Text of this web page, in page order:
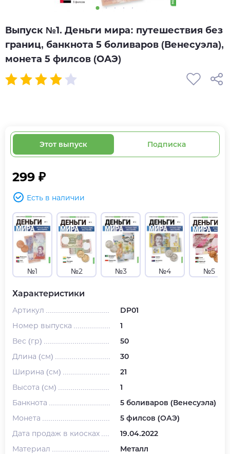
Выпуск №1. Деньги мира: путешествия без
границ, банкнота 5 боливаров (Венесуэла),
монета 5 филсов (ОАЭ)
Этот выпуск Подписка
299 ₽
Есть в наличии
№1 №2 №3 №4 №5
Характеристики
Артикул
DP01
Номер выпуска
1
Вес (гр)
50
Длина (см)
30
Ширина (см)
21
Высота (см)
1
Банкнота
5 боливаров (Венесуэла)
Монета
5 филсов (ОАЭ)
Дата продаж в киосках
19.04.2022
Материал
Металл